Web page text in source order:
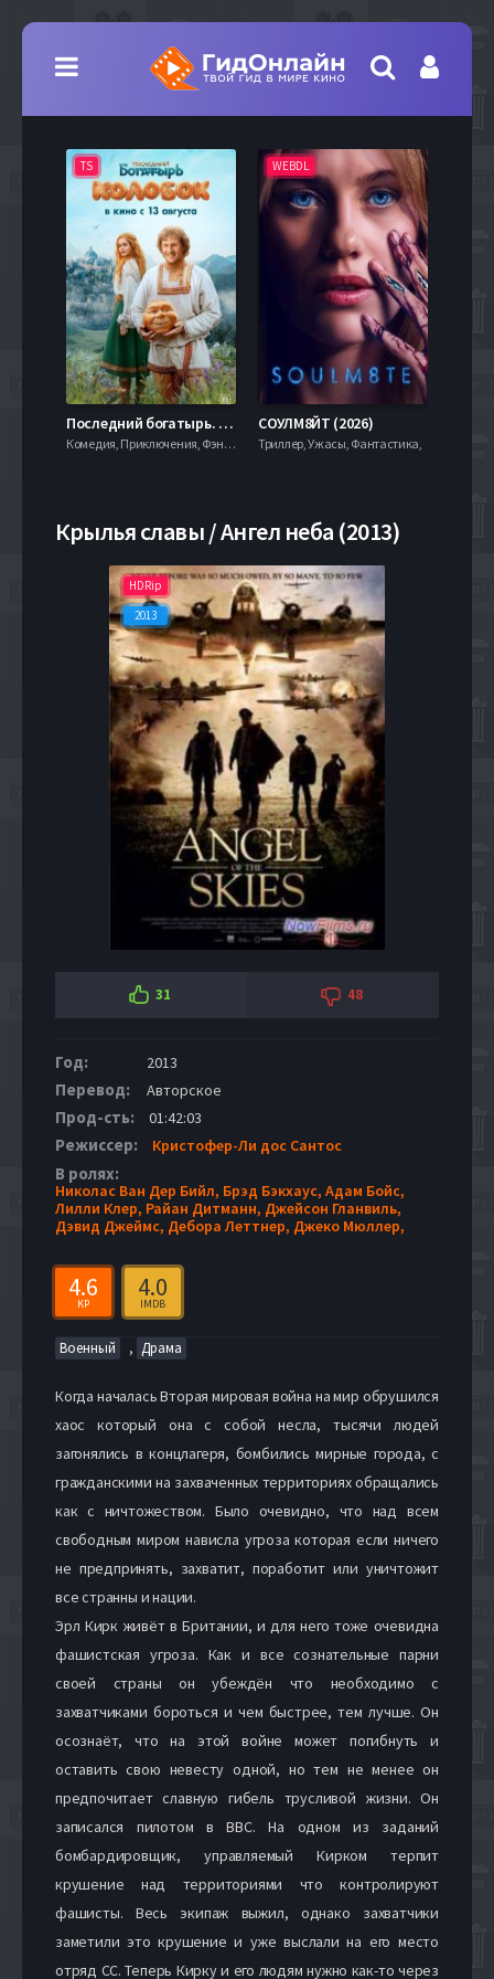
TS
Последний богатырь. Колобок (2026)
Комедия, Приключения, Фэнтези,
WEBDL
СОУЛМ8ЙТ (2026)
Триллер, Ужасы, Фантастика,
Крылья славы / Ангел неба (2013)
HDRip
2013
31 48
Год: 2013
Перевод: Авторское
Прод-сть: 01:42:03
Режиссер: Кристофер-Ли дос Сантос
В ролях:
Николас Ван Дер Бийл, Брэд Бэкхаус, Адам Бойс,
Лилли Клер, Райан Дитманн, Джейсон Гланвиль,
Дэвид Джеймс, Дебора Леттнер, Джеко Мюллер,
4.6
KP
4.0
IMDB
Военный , Драма
Когда началась Вторая мировая война на мир обрушился
хаос который она с собой несла, тысячи людей
загонялись в концлагеря, бомбились мирные города, с
гражданскими на захваченных территориях обращались
как с ничтожеством. Было очевидно, что над всем
свободным миром нависла угроза которая если ничего
не предпринять, захватит, поработит или уничтожит
все странны и нации.
Эрл Кирк живёт в Британии, и для него тоже очевидна
фашистская угроза. Как и все сознательные парни
своей страны он убеждён что необходимо с
захватчиками бороться и чем быстрее, тем лучше. Он
осознаёт, что на этой войне может погибнуть и
оставить свою невесту одной, но тем не менее он
предпочитает славную гибель трусливой жизни. Он
записался пилотом в ВВС. На одном из заданий
бомбардировщик, управляемый Кирком терпит
крушение над территориями что контролируют
фашисты. Весь экипаж выжил, однако захватчики
заметили это крушение и уже выслали на его место
отряд СС. Теперь Кирку и его людям нужно как-то через